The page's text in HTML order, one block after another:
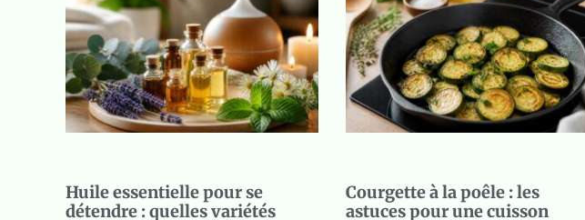
Huile essentielle pour se
détendre : quelles variétés
Courgette à la poêle : les
astuces pour une cuisson